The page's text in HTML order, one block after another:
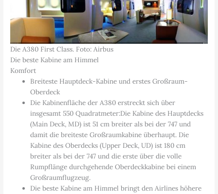
Die A380 First Class. Foto: Airbus
Die beste Kabine am Himmel
Komfort
Breiteste Hauptdeck-Kabine und erstes Großraum-
Oberdeck
Die Kabinenfläche der A380 erstreckt sich über
insgesamt 550 Quadratmeter:Die Kabine des Hauptdecks
(Main Deck, MD) ist 51 cm breiter als bei der 747 und
damit die breiteste Großraumkabine überhaupt. Die
Kabine des Oberdecks (Upper Deck, UD) ist 180 cm
breiter als bei der 747 und die erste über die volle
Rumpflänge durchgehende Oberdeckkabine bei einem
Großraumflugzeug.
Die beste Kabine am Himmel bringt den Airlines höhere